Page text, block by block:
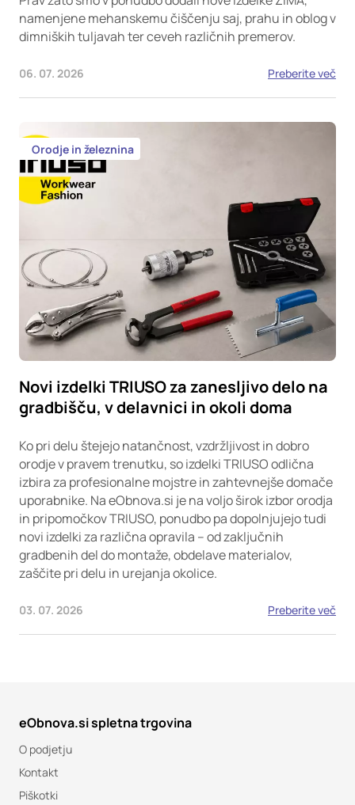
namenjene mehanskemu čiščenju saj, prahu in oblog v
dimniških tuljavah ter ceveh različnih premerov.
06. 07. 2026 Preberite več
Orodje in železnina
Novi izdelki TRIUSO za zanesljivo delo na
gradbišču, v delavnici in okoli doma
Ko pri delu štejejo natančnost, vzdržljivost in dobro
orodje v pravem trenutku, so izdelki TRIUSO odlična
izbira za profesionalne mojstre in zahtevnejše domače
uporabnike. Na eObnova.si je na voljo širok izbor orodja
in pripomočkov TRIUSO, ponudbo pa dopolnjujejo tudi
novi izdelki za različna opravila – od zaključnih
gradbenih del do montaže, obdelave materialov,
zaščite pri delu in urejanja okolice.
03. 07. 2026 Preberite več
eObnova.si spletna trgovina
O podjetju
Kontakt
Piškotki